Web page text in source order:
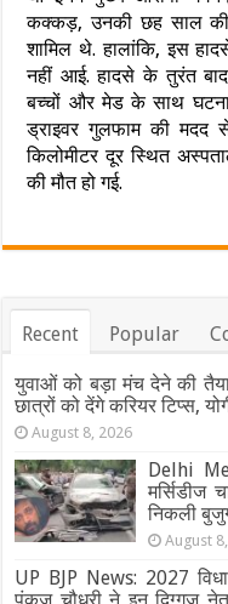
कक्कड़, उनकी छह साल
शामिल थे. हालांकि, इस
नहीं आई. हादसे के तुरंत
बच्चों और मेड के साथ
ड्राइवर गुलफाम की मदद
किलोमीटर दूर स्थित
की मौत हो गई.
Recent Popular
युवाओं को बड़ा मंच देने की
छात्रों को देंगे करियर टिप्स,
August 8, 2026
Delhi
मर्सिडीज
निकली
August
UP BJP News: 2027